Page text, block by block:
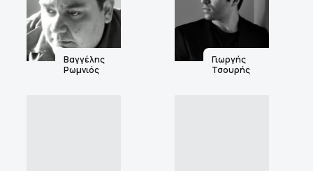
Βαγγέλης
Ρωμνιός
Γιωργής
Τσουρής